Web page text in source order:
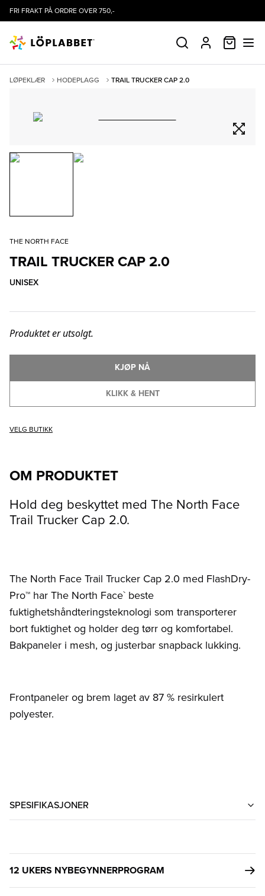
FRI FRAKT PÅ ORDRE OVER 750,-
SØK PROFIL
LØPEKLÆR HODEPLAGG TRAIL TRUCKER CAP 2.0
THE NORTH FACE
TRAIL TRUCKER CAP 2.0
UNISEX
Produktet er utsolgt.
KLIKK & HENT
KJØP NÅ
VELG BUTIKK
OM PRODUKTET
Hold deg beskyttet med The North Face
Trail Trucker Cap 2.0.
The North Face Trail Trucker Cap 2.0 med FlashDry-
Pro™ har The North Face` beste
fuktighetshåndteringsteknologi som transporterer
bort fuktighet og holder deg tørr og komfortabel.
Bakpaneler i mesh, og justerbar snapback lukking.
Frontpaneler og brem laget av 87 % resirkulert
polyester.
SPESIFIKASJONER
12 UKERS NYBEGYNNERPROGRAM